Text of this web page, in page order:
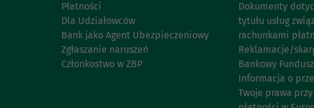
Płatności
Dla Udziałowców
Bank jako Agent Ubezpieczeniowy
Zgłaszanie naruszeń
Członkostwo w ZBP
Dokumenty
tytułu usług
rachunkami
Reklamacje/
Bankowy
Informacja o
Twoje prawa